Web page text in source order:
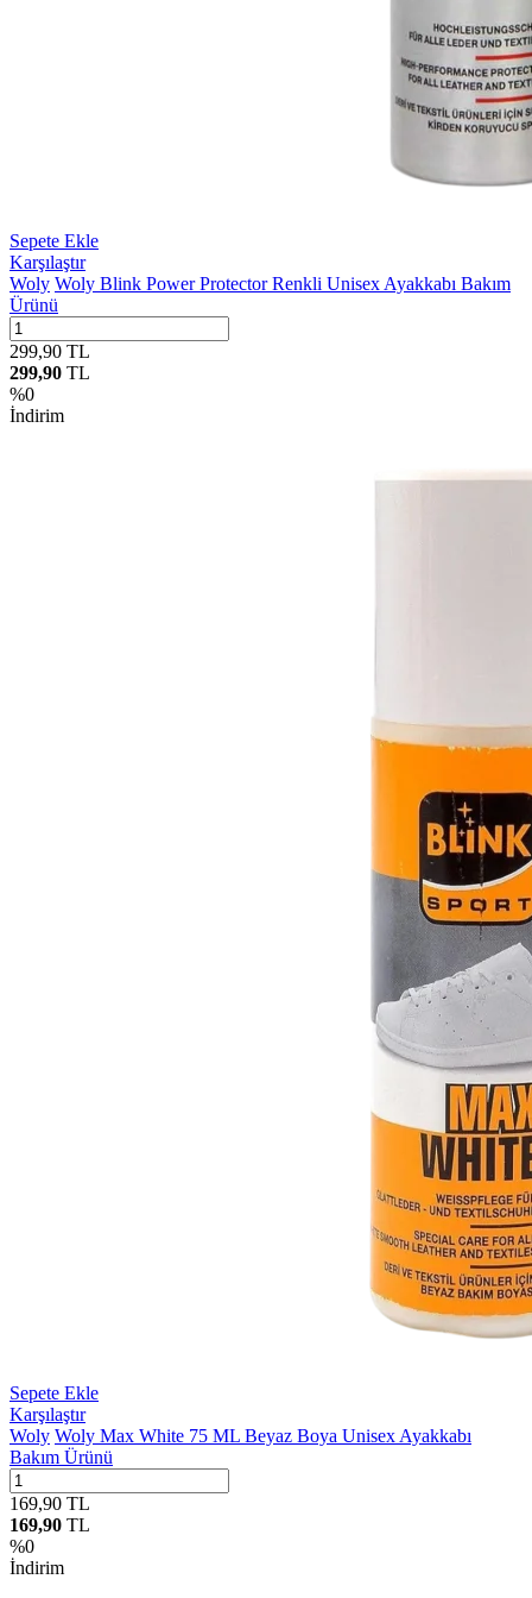
Sepete Ekle
Karşılaştır
Woly Woly Blink Power Protector Renkli Unisex Ayakkabı Bakım
Ürünü
299,90 TL
299,90 TL
%0
İndirim
Sepete Ekle
Karşılaştır
Woly Woly Max White 75 ML Beyaz Boya Unisex Ayakkabı
Bakım Ürünü
169,90 TL
169,90 TL
%0
İndirim